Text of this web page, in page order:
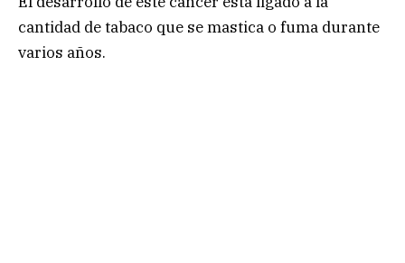
cantidad de tabaco que se mastica o fuma durante
varios años.